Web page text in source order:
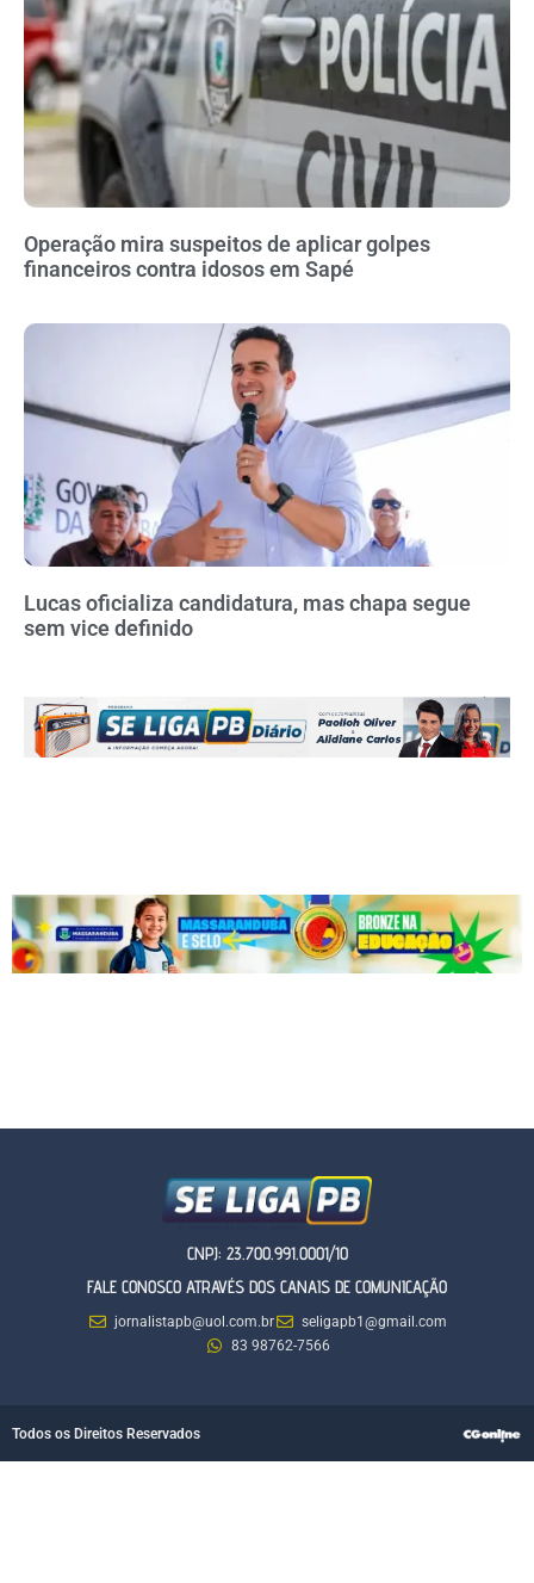
Operação mira suspeitos de aplicar golpes
financeiros contra idosos em Sapé
Lucas oficializa candidatura, mas chapa segue
sem vice definido
CNPJ: 23.700.991.0001/10
FALE CONOSCO ATRAVÉS DOS CANAIS DE COMUNICAÇÃO
jornalistapb@uol.com.br
seligapb1@gmail.com
83 98762-7566
Todos os Direitos Reservados